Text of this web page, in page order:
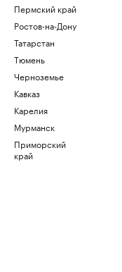
Пермский край
Ростов-на-Дону
Татарстан
Тюмень
Черноземье
Кавказ
Карелия
Мурманск
Приморский
край